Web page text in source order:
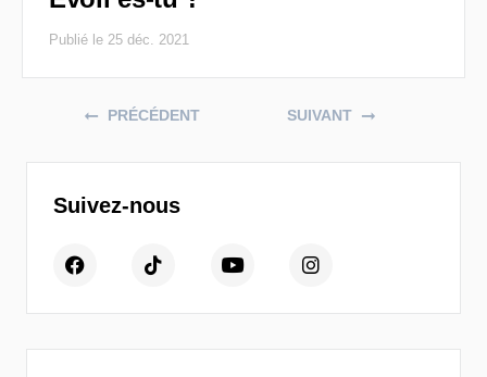
Publié le 25 déc. 2021
Posts navigation
PRÉCÉDENT SUIVANT
Suivez-nous